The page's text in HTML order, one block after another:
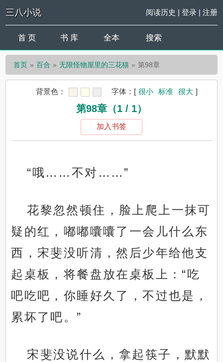
三八小说 阅读历史 | 登录| 注册
首 页 书 库 全本 搜索
首页 百合 无限怪物屋里的三花猫 第98章
背景色： 字体： [ 很小 标准 很大 ]
第98章（1 / 1）
加入书签
“哦……不对……”
花黎忽然顿住，脸上爬上一抹可
疑的红，嘟嘟囔囔了一会儿什么东
西，宋斐没听清，然后少年给他支
起桌板，将餐盘放在桌板上：“吃
吧吃吧，你睡好久了，不过也是，
累坏了吧。”
宋斐没说什么，拿起筷子，默默